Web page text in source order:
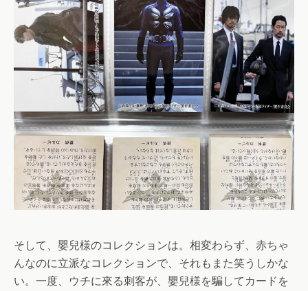
そして、嬰兒様のコレクションは。相変わらず、赤ちゃ
んなのに立派なコレクションで、それもまた笑うしかな
い。一度、ウチに來る刺客が、嬰兒様を騙してカードを